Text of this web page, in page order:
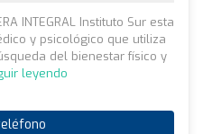
INTEGRAL Instituto Sur esta
y psicológico que utiliza
del bienestar físico y
leyendo